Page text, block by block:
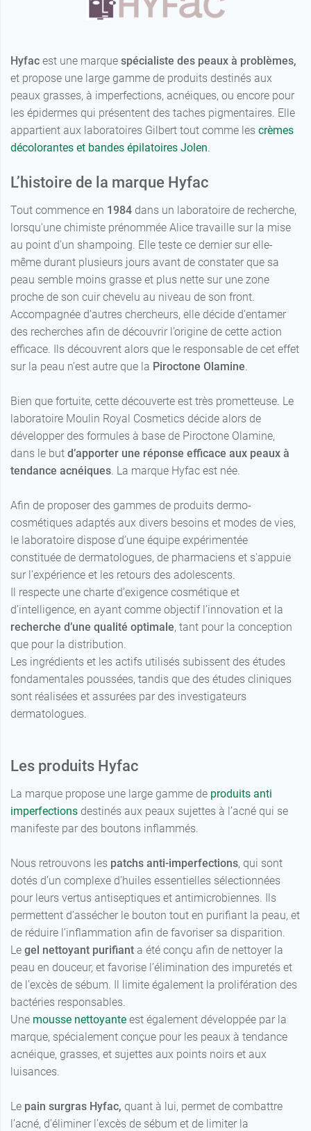
Hyfac est une marque spécialiste des peaux à problèmes,
et propose une large gamme de produits destinés aux
peaux grasses, à imperfections, acnéiques, ou encore pour
les épidermes qui présentent des taches pigmentaires. Elle
appartient aux laboratoires Gilbert tout comme les crèmes
décolorantes et bandes épilatoires Jolen.
L’histoire de la marque Hyfac
Tout commence en 1984 dans un laboratoire de recherche,
lorsqu'une chimiste prénommée Alice travaille sur la mise
au point d’un shampoing. Elle teste ce dernier sur elle-
même durant plusieurs jours avant de constater que sa
peau semble moins grasse et plus nette sur une zone
proche de son cuir chevelu au niveau de son front.
Accompagnée d’autres chercheurs, elle décide d’entamer
des recherches afin de découvrir l’origine de cette action
efficace. Ils découvrent alors que le responsable de cet effet
sur la peau n’est autre que la Piroctone Olamine.
Bien que fortuite, cette découverte est très prometteuse. Le
laboratoire Moulin Royal Cosmetics décide alors de
développer des formules à base de Piroctone Olamine,
dans le but d’apporter une réponse efficace aux peaux à
tendance acnéiques. La marque Hyfac est née.
Afin de proposer des gammes de produits dermo-
cosmétiques adaptés aux divers besoins et modes de vies,
le laboratoire dispose d’une équipe expérimentée
constituée de dermatologues, de pharmaciens et s'appuie
sur l'expérience et les retours des adolescents.
Il respecte une charte d’exigence cosmétique et
d’intelligence, en ayant comme objectif l’innovation et la
recherche d’une qualité optimale, tant pour la conception
que pour la distribution.
Les ingrédients et les actifs utilisés subissent des études
fondamentales poussées, tandis que des études cliniques
sont réalisées et assurées par des investigateurs
dermatologues.
Les produits Hyfac
La marque propose une large gamme de produits anti
imperfections destinés aux peaux sujettes à l’acné qui se
manifeste par des boutons inflammés.
Nous retrouvons les patchs anti-imperfections, qui sont
dotés d’un complexe d’huiles essentielles sélectionnées
pour leurs vertus antiseptiques et antimicrobiennes. Ils
permettent d’assécher le bouton tout en purifiant la peau, et
de réduire l’inflammation afin de favoriser sa disparition.
Le gel nettoyant purifiant a été conçu afin de nettoyer la
peau en douceur, et favorise l’élimination des impuretés et
de l’excès de sébum. Il limite également la prolifération des
bactéries responsables.
Une mousse nettoyante est également développée par la
marque, spécialement conçue pour les peaux à tendance
acnéique, grasses, et sujettes aux points noirs et aux
luisances.
Le pain surgras Hyfac, quant à lui, permet de combattre
l’acné, d’éliminer l’excès de sébum et de limiter la